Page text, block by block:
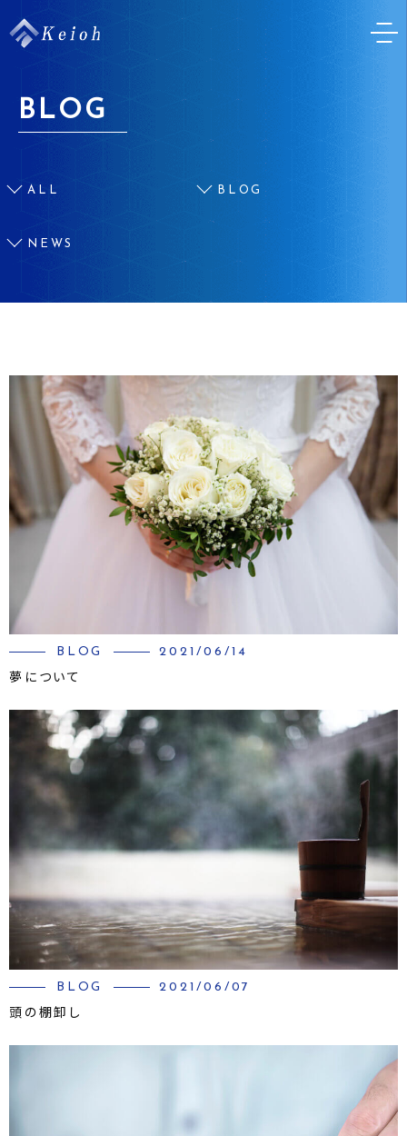
BLOG
ALL BLOG
NEWS
BLOG
2021/06/14
夢について
BLOG
2021/06/07
頭の棚卸し